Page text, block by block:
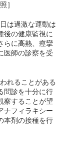
］
は過激な運動は
後の健康監視に
らに高熱、痙攣
医師の診察を受
れることがある
問診を十分に行
察することが望
ナフィラキシー
本剤の接種を行